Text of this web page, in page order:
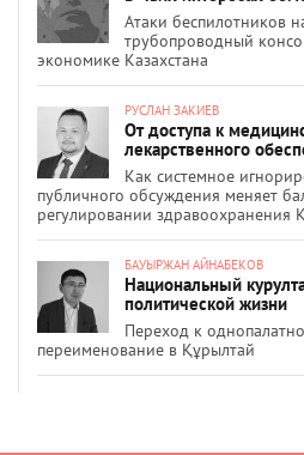
Атаки беспилотников
трубопроводный
экономике Казахстана
РУСЛАН ЗАКИЕВ
От доступа к
лекарственного
Как системное
публичного обсуждения меняет
регулировании здравоохранения
БАУЫРЖАН АЙНАБЕКОВ
Национальный
политической жизни
Переход к
переименование в Құрылтай